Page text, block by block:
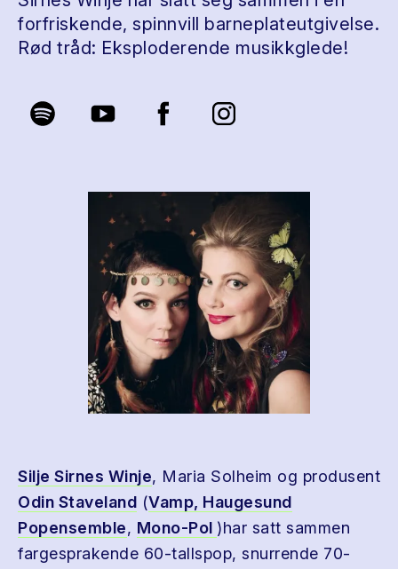
forfriskende, spinnvill barneplateutgivelse.
Rød tråd: Eksploderende musikkglede!
Silje Sirnes Winje, Maria Solheim og produsent
Odin Staveland (Vamp, Haugesund
Popensemble, Mono-Pol )har satt sammen
fargesprakende 60-tallspop, snurrende 70-